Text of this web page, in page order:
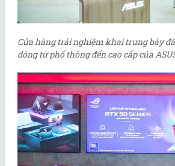
Cửa hàng trải nghiệm khai trưng bày
dòng từ phổ thông đến cao cấp của